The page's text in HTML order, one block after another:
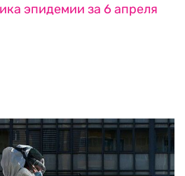
эпидемии за 6 апреля